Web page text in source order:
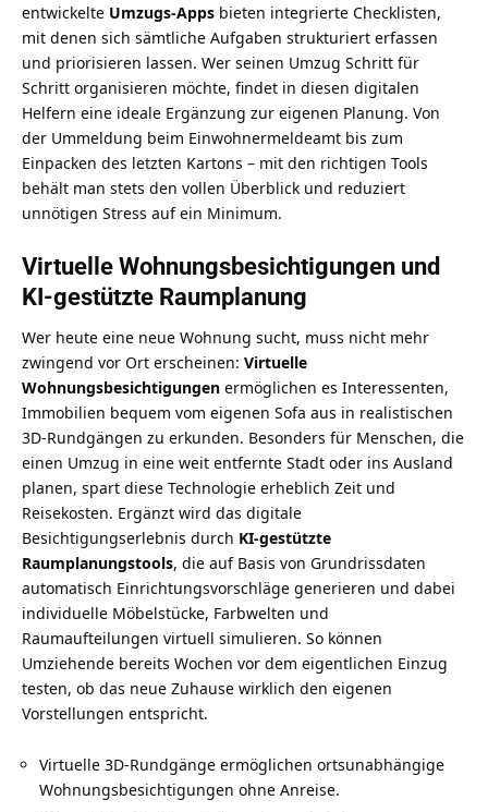
entwickelte Umzugs-Apps bieten integrierte Checklisten,
mit denen sich sämtliche Aufgaben strukturiert erfassen
und priorisieren lassen. Wer seinen Umzug Schritt für
Schritt organisieren möchte, findet in diesen digitalen
Helfern eine ideale Ergänzung zur eigenen Planung. Von
der Ummeldung beim Einwohnermeldeamt bis zum
Einpacken des letzten Kartons – mit den richtigen Tools
behält man stets den vollen Überblick und reduziert
unnötigen Stress auf ein Minimum.
Virtuelle Wohnungsbesichtigungen und
KI-gestützte Raumplanung
Wer heute eine neue Wohnung sucht, muss nicht mehr
zwingend vor Ort erscheinen: Virtuelle
Wohnungsbesichtigungen ermöglichen es Interessenten,
Immobilien bequem vom eigenen Sofa aus in realistischen
3D-Rundgängen zu erkunden. Besonders für Menschen, die
einen Umzug in eine weit entfernte Stadt oder ins Ausland
planen, spart diese Technologie erheblich Zeit und
Reisekosten. Ergänzt wird das digitale
Besichtigungserlebnis durch KI-gestützte
Raumplanungstools, die auf Basis von Grundrissdaten
automatisch Einrichtungsvorschläge generieren und dabei
individuelle Möbelstücke, Farbwelten und
Raumaufteilungen virtuell simulieren. So können
Umziehende bereits Wochen vor dem eigentlichen Einzug
testen, ob das neue Zuhause wirklich den eigenen
Vorstellungen entspricht.
Virtuelle 3D-Rundgänge ermöglichen ortsunabhängige
Wohnungsbesichtigungen ohne Anreise.